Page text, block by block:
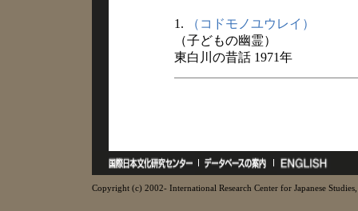
1.
（コドモノユウレイ）
（子どもの幽霊）
東白川の昔話 1971年
Copyright (c) 2002- International Research Center for Japanese